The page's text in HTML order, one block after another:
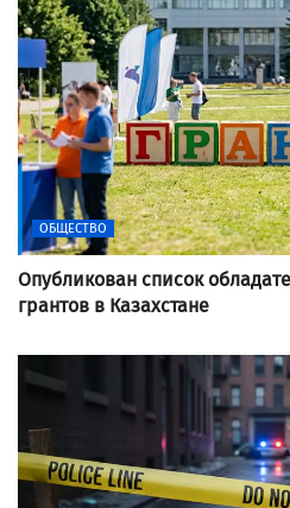
ОБЩЕСТВО
Опубликован список
грантов в Казахстане